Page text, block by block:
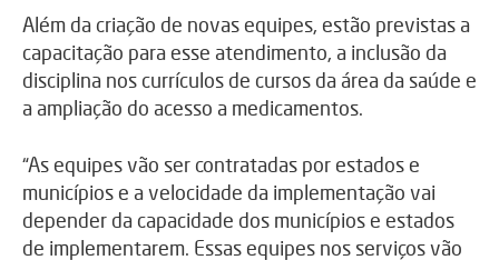
Além da criação de novas equipes, estão previstas a
capacitação para esse atendimento, a inclusão da
disciplina nos currículos de cursos da área da saúde e
a ampliação do acesso a medicamentos.
“As equipes vão ser contratadas por estados e
municípios e a velocidade da implementação vai
depender da capacidade dos municípios e estados
de implementarem. Essas equipes nos serviços vão